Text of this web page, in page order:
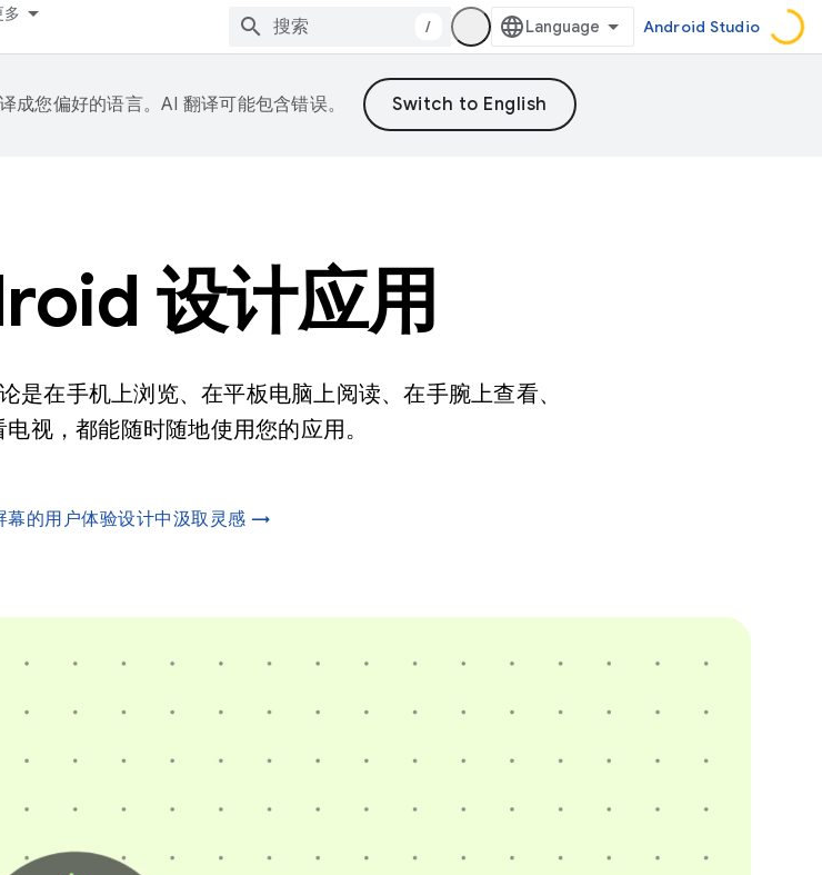
多
/ Android Studio
您偏好的语言。AI 翻译可能包含错误。
设计应用
在手机上浏览、在平板电脑上阅读、在手腕上查看、
视，都能随时随地使用您的应用。
幕的用户体验设计中汲取灵感 →